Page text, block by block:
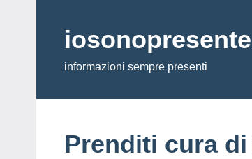
contenuto
informazioni sempre presenti
Prenditi cura